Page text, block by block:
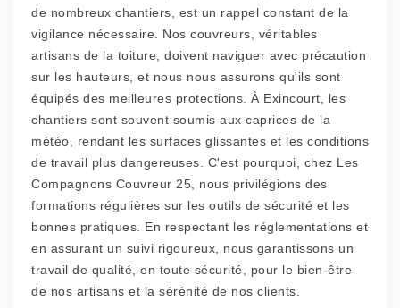
de nombreux chantiers, est un rappel constant de la
vigilance nécessaire. Nos couvreurs, véritables
artisans de la toiture, doivent naviguer avec précaution
sur les hauteurs, et nous nous assurons qu'ils sont
équipés des meilleures protections. À Exincourt, les
chantiers sont souvent soumis aux caprices de la
météo, rendant les surfaces glissantes et les conditions
de travail plus dangereuses. C'est pourquoi, chez Les
Compagnons Couvreur 25, nous privilégions des
formations régulières sur les outils de sécurité et les
bonnes pratiques. En respectant les réglementations et
en assurant un suivi rigoureux, nous garantissons un
travail de qualité, en toute sécurité, pour le bien-être
de nos artisans et la sérénité de nos clients.